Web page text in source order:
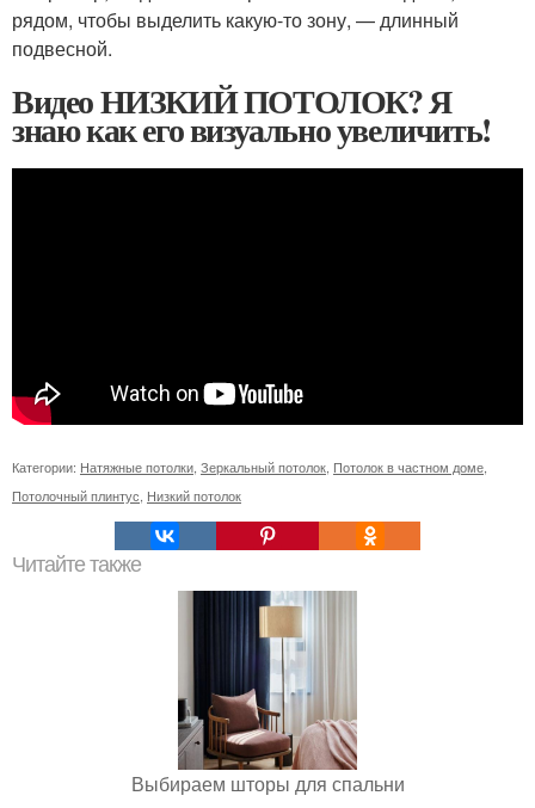
рядом, чтобы выделить какую-то зону, — длинный
подвесной.
Видео НИЗКИЙ ПОТОЛОК? Я
знаю как его визуально увеличить!
Категории: Натяжные потолки Зеркальный потолок Потолок в частном доме
Потолочный плинтус Низкий потолок
Читайте также
Выбираем шторы для спальни